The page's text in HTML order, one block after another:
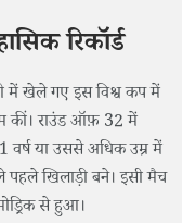
रिकॉर्ड
में खेले गए इस विश्व कप में
कीं। राउंड ऑफ़ 32 में
वर्ष या उससे अधिक उम्र में
खिलाड़ी बने। इसी मैच
से हुआ।